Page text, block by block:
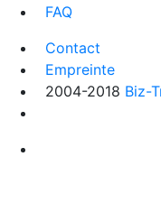
FAQ
Contact
Empreinte
2004-2018 Biz-